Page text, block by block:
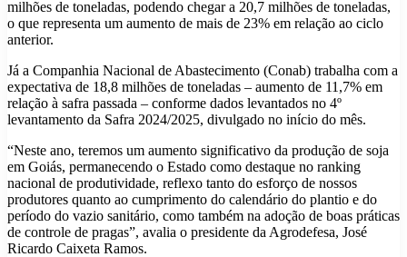
milhões de toneladas, podendo chegar a 20,7 milhões de toneladas,
o que representa um aumento de mais de 23% em relação ao ciclo
anterior.
Já a Companhia Nacional de Abastecimento (Conab) trabalha com a
expectativa de 18,8 milhões de toneladas – aumento de 11,7% em
relação à safra passada – conforme dados levantados no 4º
levantamento da Safra 2024/2025, divulgado no início do mês.
“Neste ano, teremos um aumento significativo da produção de soja
em Goiás, permanecendo o Estado como destaque no ranking
nacional de produtividade, reflexo tanto do esforço de nossos
produtores quanto ao cumprimento do calendário do plantio e do
período do vazio sanitário, como também na adoção de boas práticas
de controle de pragas”, avalia o presidente da Agrodefesa, José
Ricardo Caixeta Ramos.